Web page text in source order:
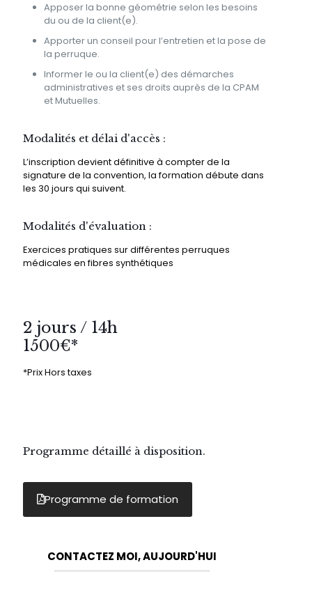
Apposer la bonne géométrie selon les besoins
du ou de la client(e).
Apporter un conseil pour l’entretien et la pose de
la perruque.
Informer le ou la client(e) des démarches
administratives et ses droits auprès de la CPAM
et Mutuelles.
Modalités et délai d'accès :
L’inscription devient définitive à compter de la
signature de la convention, la formation débute dans
les 30 jours qui suivent.
Modalités d'évaluation :
Exercices pratiques sur différentes perruques
médicales en fibres synthétiques
2 jours / 14h
1500€*
*Prix Hors taxes
Programme détaillé à disposition.
Programme de formation
CONTACTEZ MOI, AUJOURD'HUI